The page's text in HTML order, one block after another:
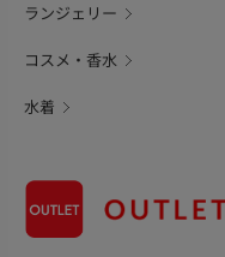
ランジェリー
コスメ・香水
水着